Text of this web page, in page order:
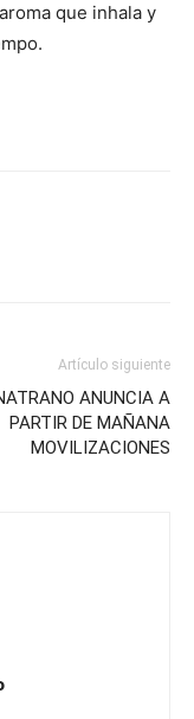
que inhala y
Artículo siguiente
ANUNCIA A
PARTIR DE MAÑANA
MOVILIZACIONES